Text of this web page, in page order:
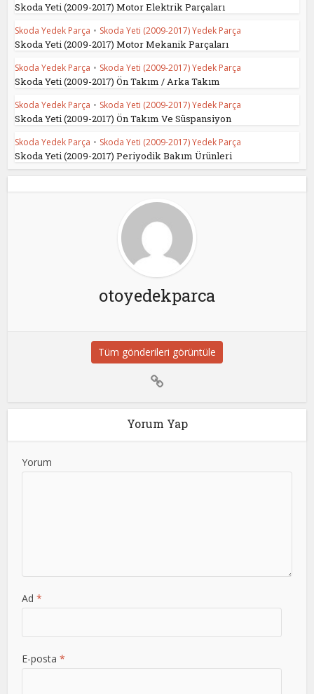
Skoda Yeti (2009-2017) Motor Elektrik Parçaları
Skoda Yedek Parça • Skoda Yeti (2009-2017) Yedek Parça
Skoda Yeti (2009-2017) Motor Mekanik Parçaları
Skoda Yedek Parça • Skoda Yeti (2009-2017) Yedek Parça
Skoda Yeti (2009-2017) Ön Takım / Arka Takım
Skoda Yedek Parça • Skoda Yeti (2009-2017) Yedek Parça
Skoda Yeti (2009-2017) Ön Takım Ve Süspansiyon
Skoda Yedek Parça • Skoda Yeti (2009-2017) Yedek Parça
Skoda Yeti (2009-2017) Periyodik Bakım Ürünleri
otoyedekparca
Tüm gönderileri görüntüle
Yorum Yap
Yorum
Ad*
E-posta*